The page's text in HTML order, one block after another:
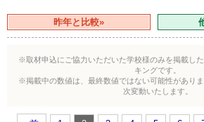
昨年と比較»
※取材申込にご協力いただいた学校様のみを掲載し
キングです。
※掲載中の数値は、最終数値ではない可能性があり
次変動いたします。